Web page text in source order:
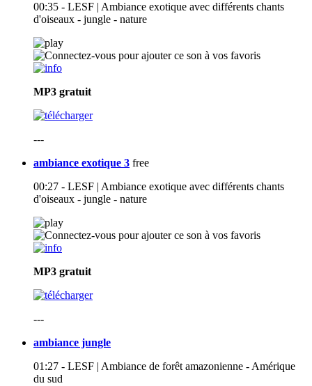
00:35 - LESF | Ambiance exotique avec différents chants
d'oiseaux - jungle - nature
MP3 gratuit
---
ambiance exotique 3 free
00:27 - LESF | Ambiance exotique avec différents chants
d'oiseaux - jungle - nature
MP3 gratuit
---
ambiance jungle
01:27 - LESF | Ambiance de forêt amazonienne - Amérique
du sud